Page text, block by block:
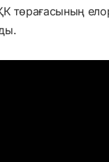
төрағасының